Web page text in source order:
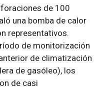
de 100
una bomba de calor
representativos.
de monitorización
de climatización
de gasóleo), los
de casi